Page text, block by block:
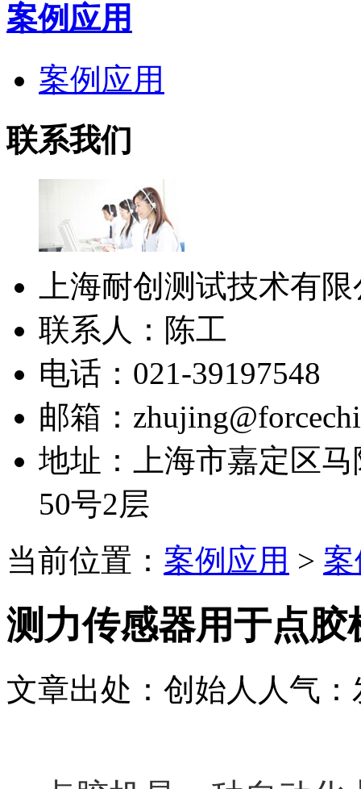
案例应用
案例应用
联系我们
上海耐创测试技术有
联系人：陈工
电话：021-39197548
邮箱：
地址：上海市嘉定区
50号2层
当前位置： 案例应用 >
测力传感器用于点胶
文章出处：创始人 人气：